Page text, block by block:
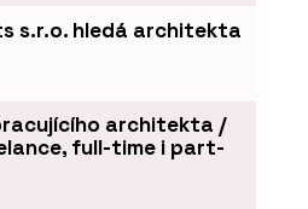
s.r.o. hledá architekta
architekta /
full-time i part-